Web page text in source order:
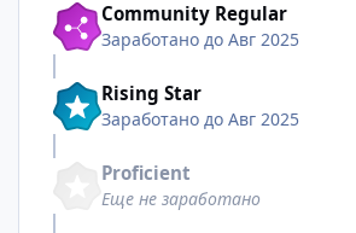
Community Regular
Заработано до Авг 2025
Rising Star
Заработано до Авг 2025
Proficient
Еще не заработано